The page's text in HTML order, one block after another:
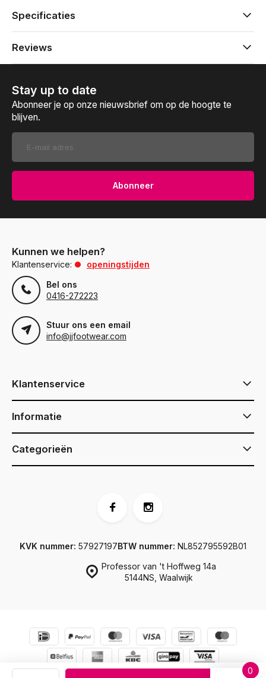
Specificaties
Reviews
Stay up to date
Abonneer je op onze nieuwsbrief om op de hoogte te
blijven.
Abonneer
Kunnen we helpen?
Klantenservice:
openingstijden
Bel ons
0416-272223
Stuur ons een email
info@jjfootwear.com
Klantenservice
Informatie
Categorieën
Professor van 't Hoffweg 14a
5144NS, Waalwijk
KVK nummer: 57927197BTW nummer: NL852795592B01
0